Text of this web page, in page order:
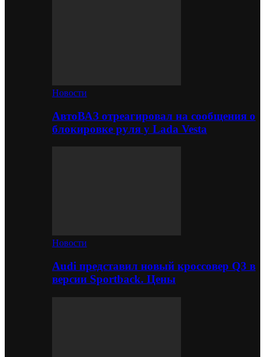
Новости
АвтоВАЗ отреагировал на сообщения о
блокировке руля у Lada Vesta
Новости
Audi представил новый кроссовер Q3 в
версии Sportback. Цены